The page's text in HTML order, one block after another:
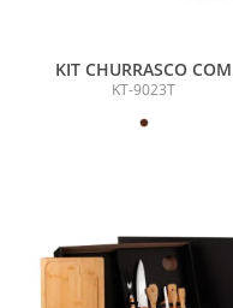
KIT CHURRASCO COM
GARRAFA E CANIVETE - 6
KT-9023T